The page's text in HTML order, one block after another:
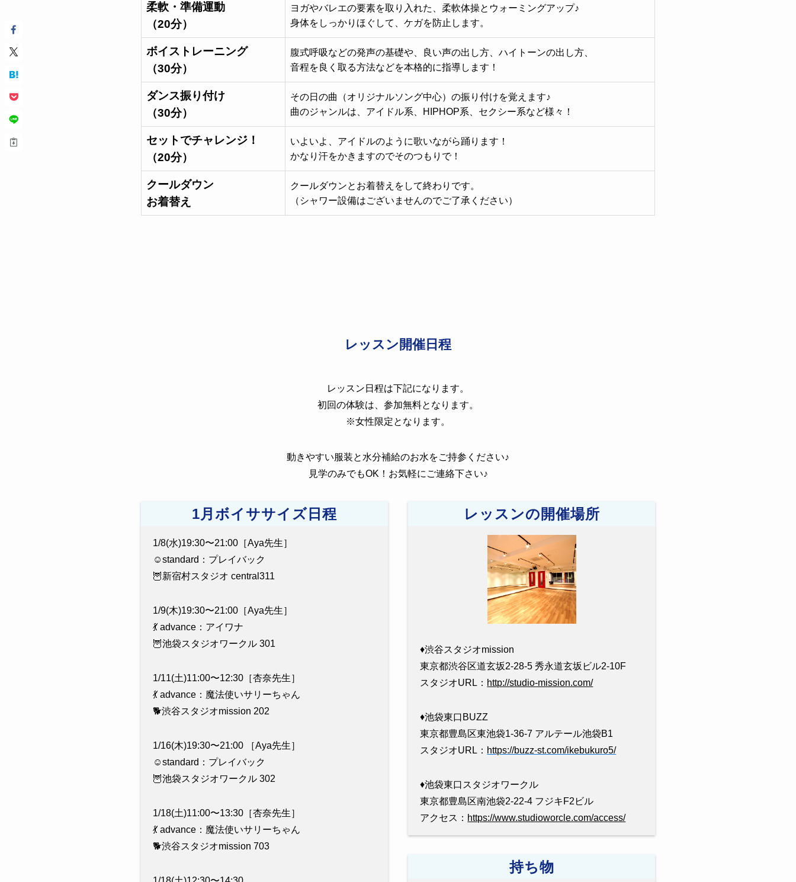
柔軟・準備運動
（20分）
ヨガやバレエの要素を取り入れた、柔軟体操とウォーミングアップ♪
身体をしっかりほぐして、ケガを防止します。
ボイストレーニング
（30分）
腹式呼吸などの発声の基礎や、良い声の出し方、ハイトーンの出し方、
音程を良く取る方法などを本格的に指導します！
ダンス振り付け
（30分）
その日の曲（オリジナルソング中心）の振り付けを覚えます♪
曲のジャンルは、アイドル系、HIPHOP系、セクシー系など様々！
セットでチャレンジ！
（20分）
いよいよ、アイドルのように歌いながら踊ります！
かなり汗をかきますのでそのつもりで！
クールダウン
お着替え
クールダウンとお着替えをして終わりです。
（シャワー設備はございませんのでご了承ください）
レッスン開催日程
レッスン日程は下記になります。
初回の体験は、参加無料となります。
※女性限定となります。
動きやすい服装と水分補給のお水をご持参ください♪
見学のみでもOK！お気軽にご連絡下さい♪
1月ボイササイズ日程
1/8(水)19:30〜21:00［Aya先生］
☺️standard：プレイバック
🦉新宿村スタジオ central311
1/9(木)19:30〜21:00［Aya先生］
💃 advance：アイワナ
🦉池袋スタジオワークル 301
1/11(土)11:00〜12:30［杏奈先生］
💃 advance：魔法使いサリーちゃん
🐕渋谷スタジオmission 202
1/16(木)19:30〜21:00 ［Aya先生］
☺️standard：プレイバック
🦉池袋スタジオワークル 302
1/18(土)11:00〜13:30［杏奈先生］
💃 advance：魔法使いサリーちゃん
🐕渋谷スタジオmission 703
レッスンの開催場所
♦︎渋谷スタジオmission
東京都渋谷区道玄坂2-28-5 秀永道玄坂ビル2-10F
スタジオURL： http://studio-mission.com/
♦︎池袋東口BUZZ
東京都豊島区東池袋1-36-7 アルテール池袋B1
スタジオURL： https://buzz-st.com/ikebukuro5/
♦︎池袋東口スタジオワークル
東京都豊島区南池袋2-22-4 フジキF2ビル
アクセス： https://www.studioworcle.com/access/
持ち物